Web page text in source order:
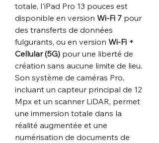
totale, l'iPad Pro 13 pouces est
disponible en version Wi-Fi 7 pour
des transferts de données
fulgurants, ou en version Wi-Fi +
Cellular (5G) pour une liberté de
création sans aucune limite de lieu.
Son système de caméras Pro,
incluant un capteur principal de 12
Mpx et un scanner LiDAR, permet
une immersion totale dans la
réalité augmentée et une
numérisation de documents de